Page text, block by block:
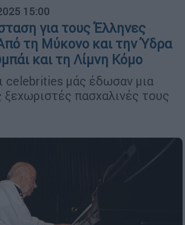
15:00
για τους Έλληνες
τη Μύκονο και την Ύδρα
και τη Λίμνη Κόμο
celebrities μάς έδωσαν μια
ξεχωριστές πασχαλινές τους